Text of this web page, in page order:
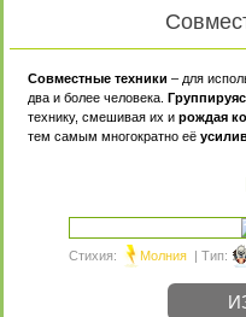
Совместные техники – для
два и более человека.
технику, смешивая их и рождая
тем самым многократно её
Стихия: Молния | Тип: